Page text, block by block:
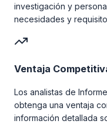
investigación y
necesidades y
Ventaja
Los analistas de
obtenga una ventaja
información detallada